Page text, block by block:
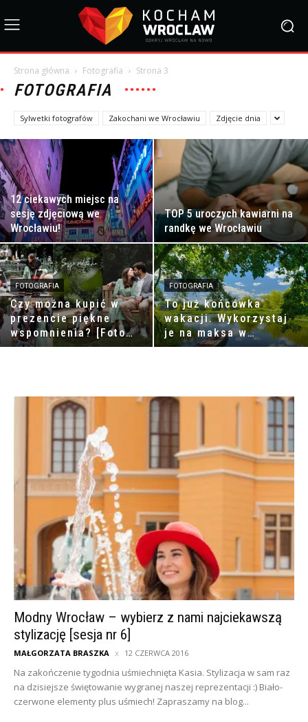
Strona główna Fotografia Strona 3
FOTOGRAFIA
Sylwetki fotografów Zakochani we Wrocławiu Zdjęcie dnia
12 ciekawych miejsc na
sesję zdjęciową we
Wrocławiu!
TOP 5 uroczych kawiarni na
randkę we Wrocławiu
FOTOGRAFIA
Czy można kupić w
prezencie piękne
wspomnienia? [Fotogr
af Wrocław]
FOTOGRAFIA
To już końcówka
wakacji. Wykorzystaj
je na maksa w
przepięknej Dolinie
Modny Wrocław – wybierz z nami najciekawszą
stylizację [sesja nr 6]
MAŁGORZATA BRASZKA 12 CZERWCA 2016
Na zakończenie tygodnia uśmiechnięta Kasia. Stylizacja w sam raz
na dzisiejsze świętowanie wygranej naszej reprezentacji :) Biało-
czerwone elementy plus uśmiech! Zapraszamy na blog...